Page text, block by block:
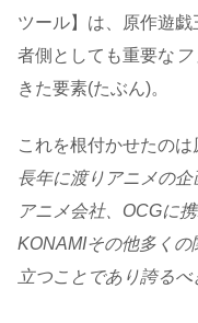
ツール】は、原作遊
者側としても重要な
きた要素(たぶん)。
これを根付かせたのは
長年に渡りアニメの
アニメ会社、OCGに
KONAMIその他多く
立つことであり誇るべ